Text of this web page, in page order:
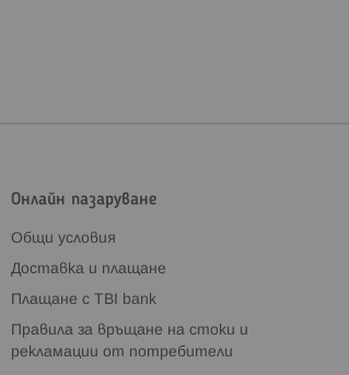
Онлайн пазаруване
Общи условия
Доставка и плащане
Плащане с TBI bank
Правила за връщане на стоки и
рекламации от потребители